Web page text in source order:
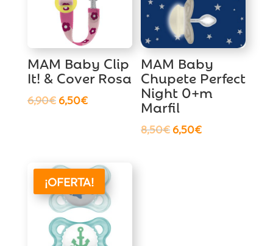
MAM Baby Clip
It! & Cover Rosa
6,90€ El
6,90€.
6,50€El
6,50€.
MAM Baby
Chupete Perfect
Night 0+m
Marfil
8,50€ El
6,50€El
¡OFERTA!